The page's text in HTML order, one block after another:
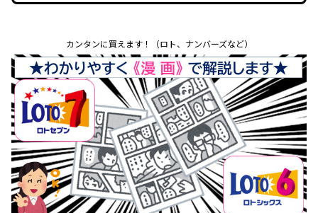
カンタンに買えます！（ロト、ナンバーズなど）